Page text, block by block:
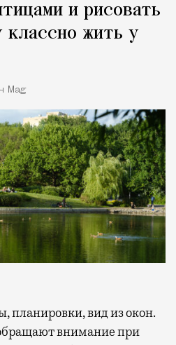
и рисовать
классно жить у
Mag
внимание при